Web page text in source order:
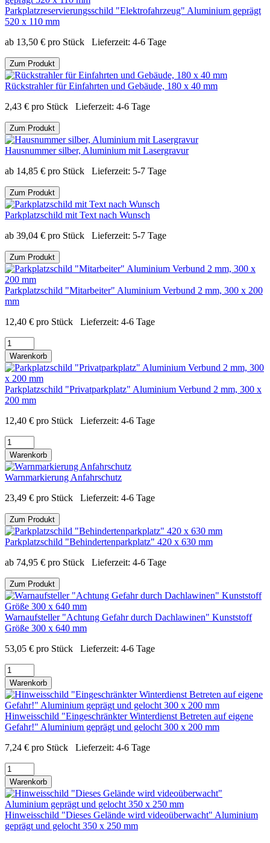
Parkplatzreservierungsschild "Elektrofahrzeug" Aluminium geprägt
520 x 110 mm
ab 13,50 € pro Stück Lieferzeit: 4-6 Tage
Zum Produkt
Rückstrahler für Einfahrten und Gebäude, 180 x 40 mm
2,43 € pro Stück Lieferzeit: 4-6 Tage
Zum Produkt
Hausnummer silber, Aluminium mit Lasergravur
ab 14,85 € pro Stück Lieferzeit: 5-7 Tage
Zum Produkt
Parkplatzschild mit Text nach Wunsch
ab 39,04 € pro Stück Lieferzeit: 5-7 Tage
Zum Produkt
Parkplatzschild "Mitarbeiter" Aluminium Verbund 2 mm, 300 x 200
mm
12,40 € pro Stück Lieferzeit: 4-6 Tage
Warenkorb
Parkplatzschild "Privatparkplatz" Aluminium Verbund 2 mm, 300 x
200 mm
12,40 € pro Stück Lieferzeit: 4-6 Tage
Warenkorb
Warnmarkierung Anfahrschutz
23,49 € pro Stück Lieferzeit: 4-6 Tage
Zum Produkt
Parkplatzschild "Behindertenparkplatz" 420 x 630 mm
ab 74,95 € pro Stück Lieferzeit: 4-6 Tage
Zum Produkt
Warnaufsteller "Achtung Gefahr durch Dachlawinen" Kunststoff
Größe 300 x 640 mm
53,05 € pro Stück Lieferzeit: 4-6 Tage
Warenkorb
Hinweisschild "Eingeschränkter Winterdienst Betreten auf eigene
Gefahr!" Aluminium geprägt und gelocht 300 x 200 mm
7,24 € pro Stück Lieferzeit: 4-6 Tage
Warenkorb
Hinweisschild "Dieses Gelände wird videoüberwacht" Aluminium
geprägt und gelocht 350 x 250 mm